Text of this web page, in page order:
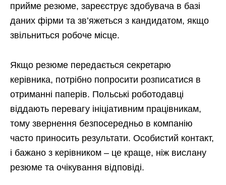
прийме резюме, зареєструє здобувача в базі
даних фірми та зв’яжеться з кандидатом, якщо
звільниться робоче місце.
Якщо резюме передається секретарю
керівника, потрібно попросити розписатися в
отриманні паперів. Польські роботодавці
віддають перевагу ініціативним працівникам,
тому звернення безпосередньо в компанію
часто приносить результати. Особистий контакт,
і бажано з керівником – це краще, ніж вислану
резюме та очікування відповіді.